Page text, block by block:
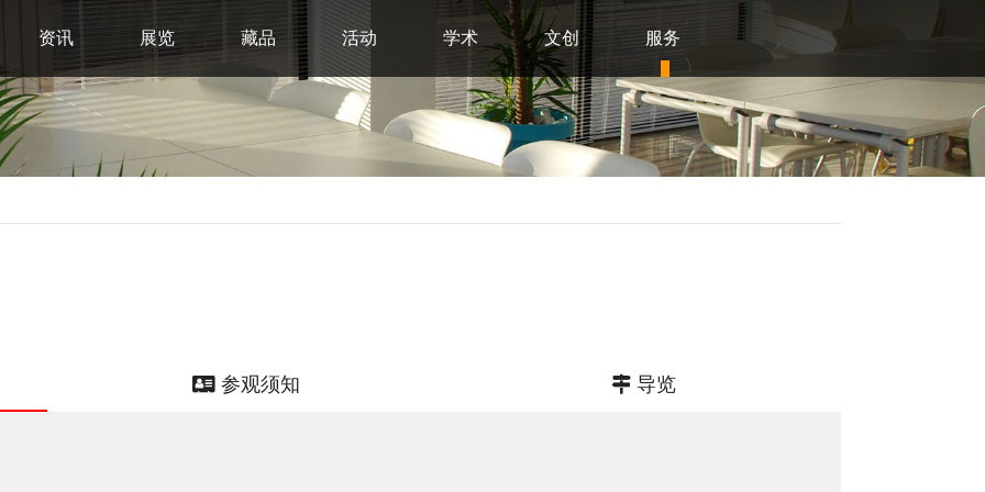
资讯 展览 藏品 活动 学术 文创 服务
参观须知 导览